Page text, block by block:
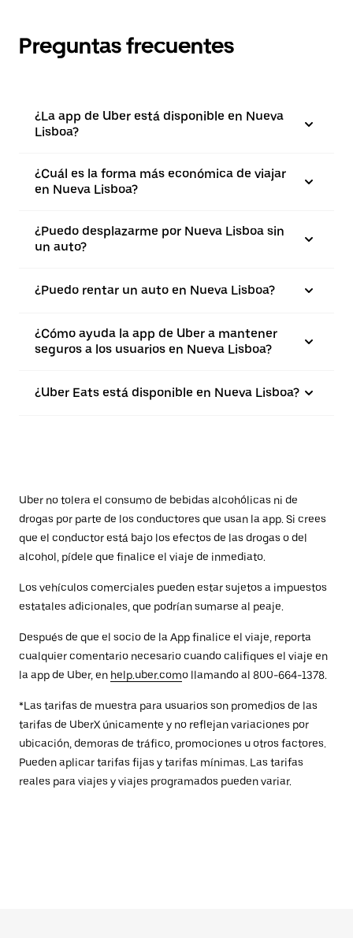
Preguntas frecuentes
¿La app de Uber está disponible en Nueva
Lisboa?
¿Cuál es la forma más económica de viajar
en Nueva Lisboa?
¿Puedo desplazarme por Nueva Lisboa sin
un auto?
¿Puedo rentar un auto en Nueva Lisboa?
¿Cómo ayuda la app de Uber a mantener
seguros a los usuarios en Nueva Lisboa?
¿Uber Eats está disponible en Nueva Lisboa?
Uber no tolera el consumo de bebidas alcohólicas ni de
drogas por parte de los conductores que usan la app. Si crees
que el conductor está bajo los efectos de las drogas o del
alcohol, pídele que finalice el viaje de inmediato.
Los vehículos comerciales pueden estar sujetos a impuestos
estatales adicionales, que podrían sumarse al peaje.
Después de que el socio de la App finalice el viaje, reporta
cualquier comentario necesario cuando califiques el viaje en
la app de Uber, en help.uber.como llamando al 800-664-1378.
*Las tarifas de muestra para usuarios son promedios de las
tarifas de UberX únicamente y no reflejan variaciones por
ubicación, demoras de tráfico, promociones u otros factores.
Pueden aplicar tarifas fijas y tarifas mínimas. Las tarifas
reales para viajes y viajes programados pueden variar.